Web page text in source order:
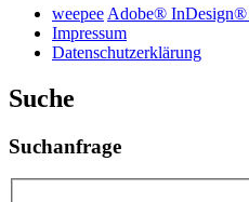
weepee Adobe® InDesign®
Impressum
Datenschutzerklärung
Suche
Suchanfrage